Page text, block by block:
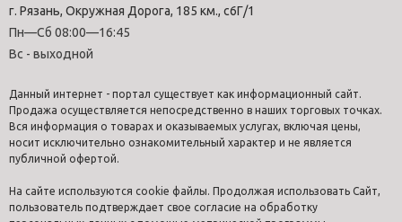
г. Рязань, Окружная Дорога, 185 км., с6Г/1
Пн—Сб 08:00—16:45
Вс - выходной
Данный интернет - портал существует как информационный сайт.
Продажа осуществляется непосредственно в наших торговых точках.
Вся информация о товарах и оказываемых услугах, включая цены,
носит исключительно ознакомительный характер и не является
публичной офертой.
На сайте используются cookie файлы. Продолжая использовать Сайт,
пользователь подтверждает свое согласие на обработку